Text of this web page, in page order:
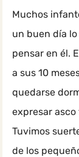
Muchos
un buen día
pensar en él.
a sus 10
quedarse
expresar asco
Tuvimos
de los